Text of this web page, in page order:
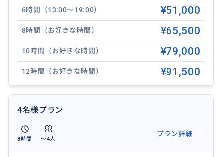
ハワイで1番綺麗な海を遊びたい方におすすめ！
▼ハワイの大自然を満喫！ノースショア＆タンタラス
の夜景▼
https://travel.buyma.com/service/a020101/ic010101
190726000382/
古き良きハワイを体験したい方におすすめ！
▼土曜日限定！ダイヤモンドヘッド＆ホノルル市内観
光▼
https://travel.buyma.com/service/a020101/ic010101
6時間（13:00〜19:00） ¥51,000
8時間（お好きな時間） ¥65,500
10時間（お好きな時間） ¥79,000
12時間（お好きな時間） ¥91,500
4名様プラン
8時間 〜4人
プラン詳細